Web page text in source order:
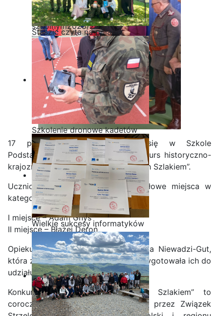
Ostatnia garść certyfikatów
Akademii CISCO w roku
szkolnym2025/2026
Staszic czyta na polanie
Szkolenie dronowe kadetów
OPW w Staszicu
Wielkie sukcesy informatyków
ze Staszica w Akademii
CISCO!
17 października 2025 odbył się w Szkole
Podstawowej nr.32 w Radomiu konkurs historyczno-
krajoznawczy„Starym Ojców Naszych Szlakiem”.
Uczniowie naszej szkoły zajęli czołowe miejsca w
kategorii szkół ponadpodstawowych:
I miejsce – Adam Gnys
II miejsce – Błażej Deroń
Opiekunem uczniów byłapani Renata Niewadzi-Gut,
która z wielkim zaangażowaniem przygotowała ich do
udziału w konkursie.
Konkurs„Starym Ojców Naszych Szlakiem” to
coroczne wydarzenie organizowane przez Związek